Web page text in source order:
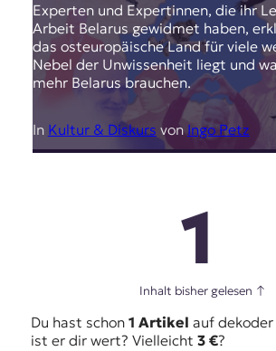
Experten und Expertinnen, die ihr
Arbeit Belarus gewidmet haben,
das osteuropäische Land für viele
Nebel der Unwissenheit liegt und
mehr Belarus brauchen.
In Kultur & Diskurs vonIngo Petz
1
Inhalt bisher gelesen ↑
Du hast schon 1 Artikel auf
ist er dir wert? Vielleicht 3 €?